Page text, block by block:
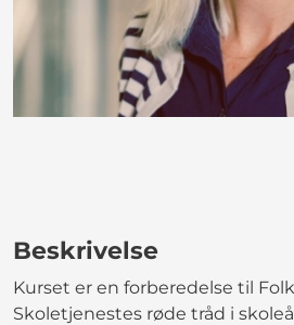
Beskrivelse
Kurset er en forberedelse til
Skoletjenestes røde tråd i